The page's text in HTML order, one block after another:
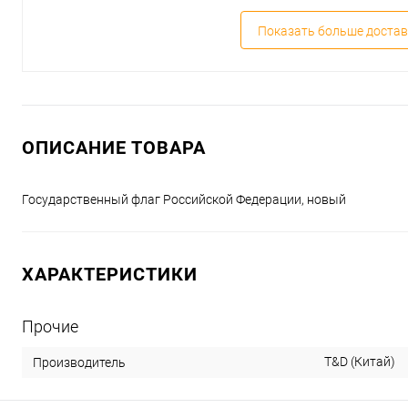
Показать больше
ОПИСАНИЕ ТОВАРА
Государственный флаг Российской Федерации, новый
ХАРАКТЕРИСТИКИ
Прочие
Производитель T&D (Китай)